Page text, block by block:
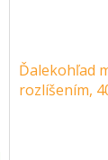
Ďalekohľad
rozlíšením,